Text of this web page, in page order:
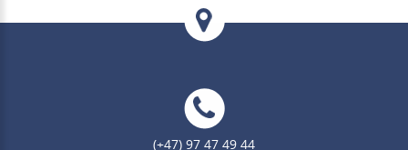
(+47) 97 47 49 44